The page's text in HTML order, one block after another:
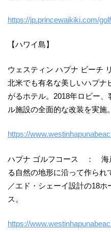
https://jp.princewaikiki.com/
【ハワイ島】
ウェスティン ハプナ ビーチ
北米でも有名な美しいハプナ
がるホテル。2018年ロビー
ル施設の全面的な改装を実施。
https://
ハプナ ゴルフコース ： 海
る自然の地形に沿って作られ
／エド・シェーイ設計の18
ス。
https://